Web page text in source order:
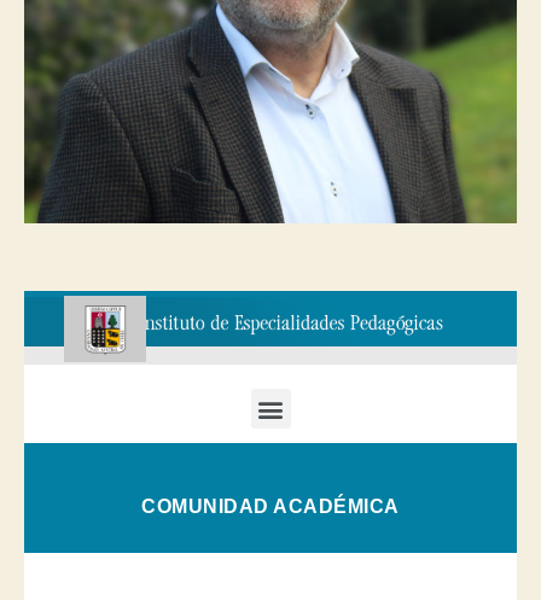
COMUNIDAD ACADÉMICA